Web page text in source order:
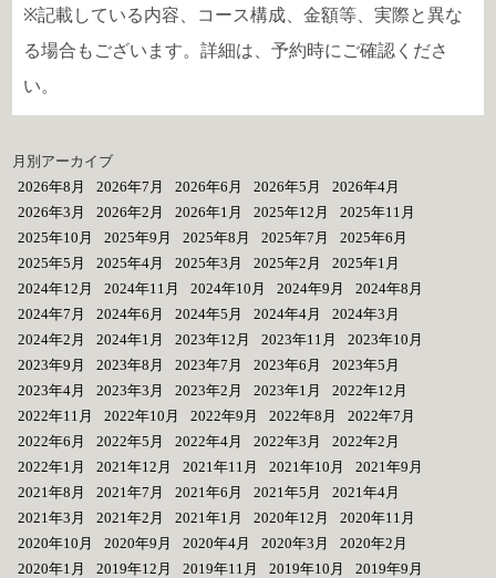
※記載している内容、コース構成、金額等、実際と異な
る場合もございます。詳細は、予約時にご確認くださ
い。
月別アーカイブ
2026年8月
2026年7月 2026年6月 2026年5月
2026年4月
2026年3月
2026年2月 2026年1月 2025年12月
2025年11月
2025年10月
2025年9月 2025年8月 2025年7月
2025年6月
2025年5月
2025年4月 2025年3月 2025年2月
2025年1月
2024年12月
2024年11月 2024年10月 2024年9月
2024年8月
2024年7月
2024年6月 2024年5月 2024年4月
2024年3月
2024年2月
2024年1月 2023年12月 2023年11月
2023年10月
2023年9月
2023年8月 2023年7月 2023年6月
2023年5月
2023年4月
2023年3月 2023年2月 2023年1月
2022年12月
2022年11月
2022年10月 2022年9月 2022年8月
2022年7月
2022年6月
2022年5月 2022年4月 2022年3月
2022年2月
2022年1月
2021年12月 2021年11月 2021年10月
2021年9月
2021年8月
2021年7月 2021年6月 2021年5月
2021年4月
2021年3月
2021年2月 2021年1月 2020年12月
2020年11月
2020年10月
2020年9月 2020年4月 2020年3月
2020年2月
2020年1月
2019年12月 2019年11月 2019年10月
2019年9月